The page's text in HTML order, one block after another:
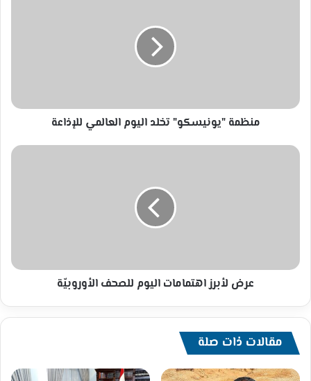
منظمة "يونيسكو" تخلد اليوم العالمي للإذاعة
عرض
عرض لأبرز اهتمامات اليوم للصحف الأوروبيّة
مقالات ذات صلة